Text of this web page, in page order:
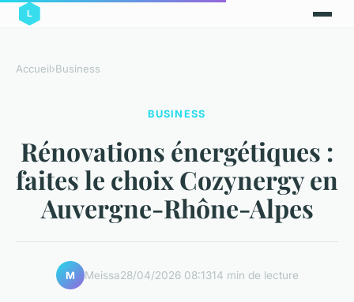
Accueil›Business
BUSINESS
Rénovations énergétiques :
faites le choix Cozynergy en
Auvergne-Rhône-Alpes
M Meissa28/04/2026 08:1314 min de lecture